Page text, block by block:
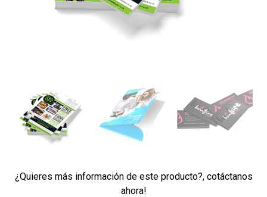
¿Quieres más información de este producto?, cotáctanos
ahora!